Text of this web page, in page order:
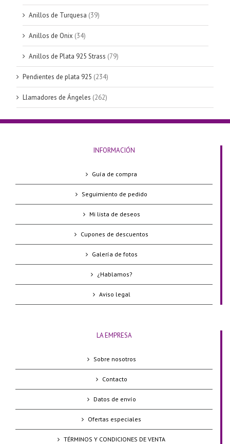
Anillos de Turquesa (39)
Anillos de Onix (34)
Anillos de Plata 925 Strass (79)
Pendientes de plata 925 (234)
Llamadores de Ángeles (262)
INFORMACIÓN
Guía de compra
Seguimiento de pedido
Mi lista de deseos
Cupones de descuentos
Galería de fotos
¿Hablamos?
Aviso legal
LA EMPRESA
Sobre nosotros
Contacto
Datos de envío
Ofertas especiales
TÉRMINOS Y CONDICIONES DE VENTA